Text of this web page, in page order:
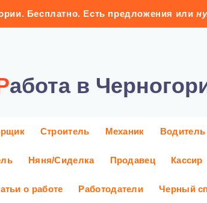
Бесплатно. Есть предложения или
Работа в
Строитель Механик
Няня/Сиделка Продавец Кассир
о работе Работодатели Черный